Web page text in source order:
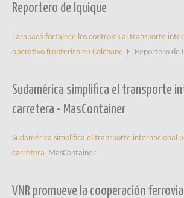
Reportero de Iquique
Tarapacá fortalece los controles al transporte
operativo fronterizo en Colchane El Reportero de
Sudamérica simplifica el transporte
carretera - MasContainer
Sudamérica simplifica el transporte internacional
carretera MasContainer
VNR promueve la cooperación